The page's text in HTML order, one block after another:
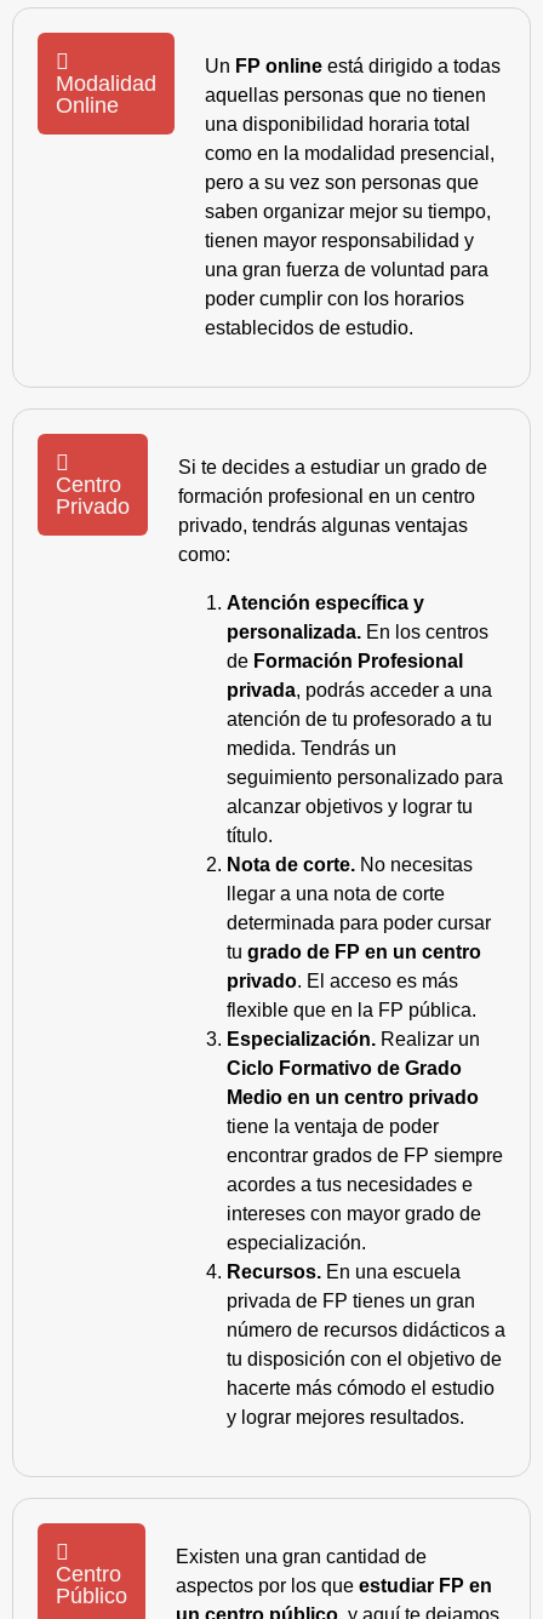
Modalidad
Online
Un FP online está dirigido a todas
aquellas personas que no tienen
una disponibilidad horaria total
como en la modalidad presencial,
pero a su vez son personas que
saben organizar mejor su tiempo,
tienen mayor responsabilidad y
una gran fuerza de voluntad para
poder cumplir con los horarios
establecidos de estudio.
Centro
Privado
Si te decides a estudiar un grado de
formación profesional en un centro
privado, tendrás algunas ventajas
como:
Atención específica y
personalizada. En los centros
de Formación Profesional
privada, podrás acceder a una
atención de tu profesorado a tu
medida. Tendrás un
seguimiento personalizado para
alcanzar objetivos y lograr tu
título.
Nota de corte. No necesitas
llegar a una nota de corte
determinada para poder cursar
tu grado de FP en un centro
privado. El acceso es más
flexible que en la FP pública.
Especialización. Realizar un
Ciclo Formativo de Grado
Medio en un centro privado
tiene la ventaja de poder
encontrar grados de FP siempre
acordes a tus necesidades e
intereses con mayor grado de
especialización.
Recursos. En una escuela
privada de FP tienes un gran
número de recursos didácticos a
tu disposición con el objetivo de
hacerte más cómodo el estudio
y lograr mejores resultados.
Centro
Público
Existen una gran cantidad de
aspectos por los que estudiar FP en